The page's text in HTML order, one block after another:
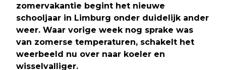
zomervakantie begint het nieuwe
schooljaar in Limburg onder duidelijk ander
weer. Waar vorige week nog sprake was
van zomerse temperaturen, schakelt het
weerbeeld nu over naar koeler en
wisselvalliger.